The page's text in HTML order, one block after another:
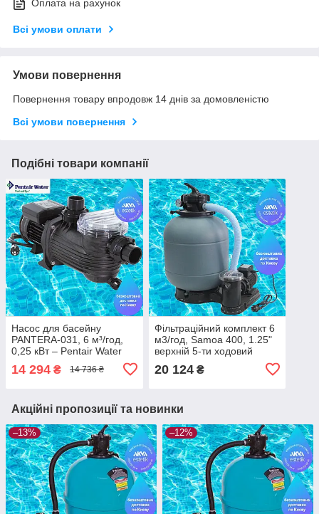
Оплата на рахунок
Всі умови оплати
Умови повернення
Повернення товару впродовж 14 днів за домовленістю
Всі умови повернення
Подібні товари компанії
Насос для басейну
PANTERA-031, 6 м³/год,
0,25 кВт – Pentair Water
14 294 ₴ 14 736 ₴
Фільтраційний комплект 6
м3/год, Samoa 400, 1.25"
верхній 5-ти ходовий
передфільтром FIJI 0.23
20 124₴
Акційні пропозиції та новинки
–13% –12%